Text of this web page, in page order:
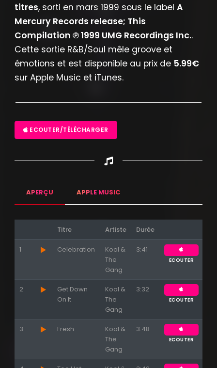
titres, sorti en mars 1999 sous le label A
Mercury Records release; This
Compilation ℗ 1999 UMG Recordings Inc..
Cette sortie R&B/Soul mêle groove et
émotions et est disponible au prix de 5.99€
sur Apple Music et iTunes.
ECOUTER/TÉLÉCHARGER
APERÇU APPLE MUSIC
Titre Artiste Durée
1 Celebration
Kool &
The
Gang
3:41
ECOUTER
2
Get Down
On It
Kool &
The
Gang
3:32
ECOUTER
3 Fresh
Kool &
The
Gang
3:48
ECOUTER